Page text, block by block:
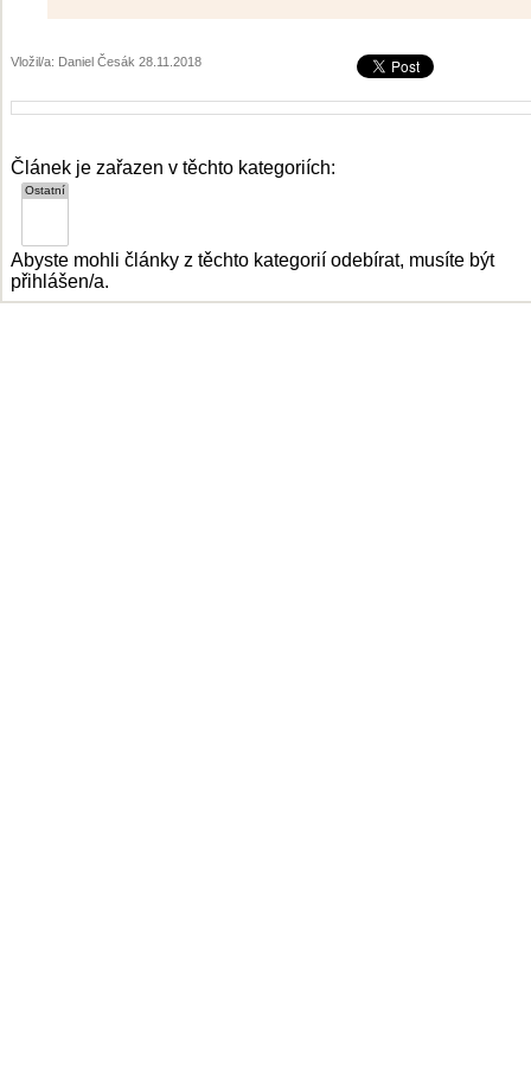
Vložil/a: Daniel Česák 28.11.2018
Článek je zařazen v těchto kategoriích:
Abyste mohli články z těchto kategorií odebírat, musíte být
přihlášen/a.